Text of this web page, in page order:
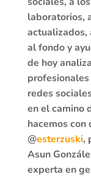
laboratorios,
actualizados,
al fondo y
de hoy
redes
en el camino
hacemos
@esterzuski,
Asun
experta en